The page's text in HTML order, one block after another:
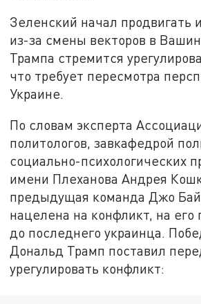
Зеленский начал продвигать
из-за смены векторов в
Трампа стремится
что требует пересмотра
Украине.
По словам эксперта
политологов, завкафедрой
социально-психологических
имени Плеханова Андрея
предыдущая команда Джо
нацелена на конфликт, на
до последнего украинца.
Дональд Трамп поставил
урегулировать конфликт: